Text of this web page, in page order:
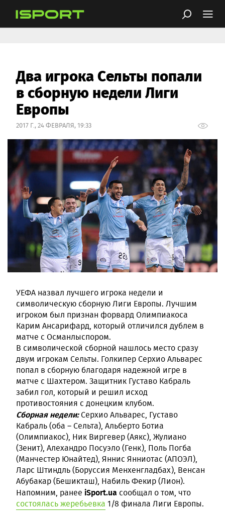
Два игрока Сельты попали
в сборную недели Лиги
Европы
2017 Г., 24 ФЕВРАЛЯ, 19:33
УЕФА назвал лучшего игрока недели и
символическую сборную Лиги Европы. Лучшим
игроком был признан форвард Олимпиакоса
Карим Ансарифард, который отличился дублем в
матче с Османлыспором.
В символической сборной нашлось место сразу
двум игрокам Сельты. Голкипер Серхио Альварес
попал в сборную благодаря надежной игре в
матче с Шахтером. Защитник Густаво Кабраль
забил гол, который и решил исход
противостояния с донецким клубом.
Сборная недели:Серхио Альварес, Густаво
Кабраль (оба – Сельта), Альберто Ботиа
(Олимпиакос), Ник Виргевер (Аякс), Жулиано
(Зенит), Алехандро Посуэло (Генк), Поль Погба
(Манчестер Юнайтед), Яннис Янниотас (АПОЭЛ),
Ларс Штиндль (Боруссия Менхенгладбах), Венсан
Абубакар (Бешикташ), Набиль Фекир (Лион).
Напомним, ранее iSport.ua сообщал о том, что
состоялась жеребьевка 1/8 финала Лиги Европы.